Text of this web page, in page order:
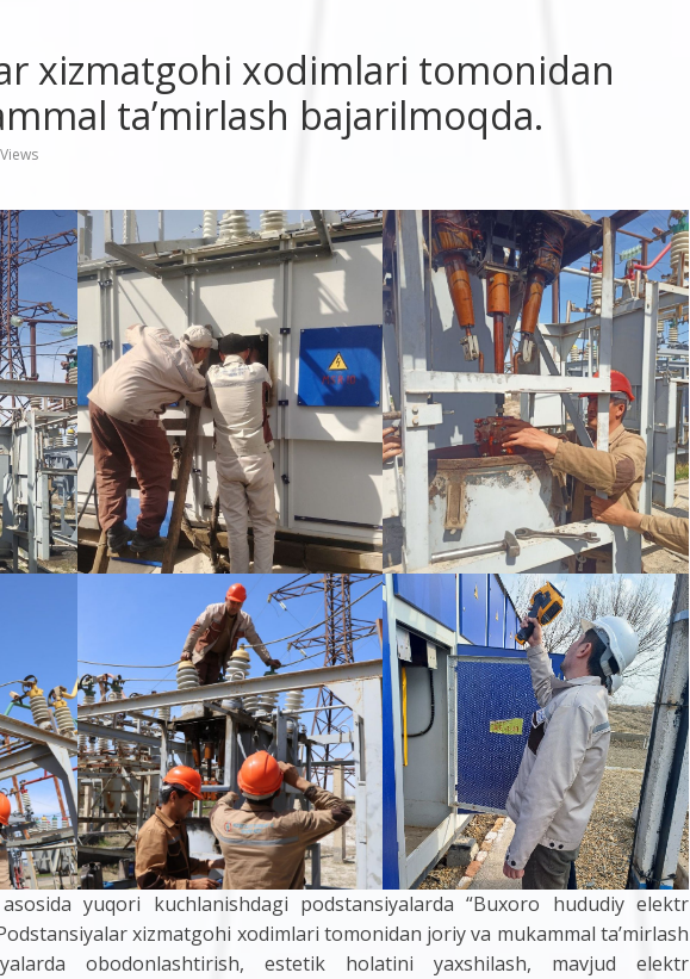
xizmatgohi xodimlari tomonidan
ta’mirlash bajarilmoqda.
yuqori kuchlanishdagi podstansiyalarda “Buxoro hududiy elektr
xizmatgohi xodimlari tomonidan joriy va mukammal ta’mirlash
obodonlashtirish, estetik holatini yaxshilash, mavjud elektr